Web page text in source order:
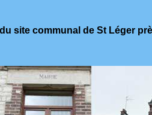
site communal de St Léger